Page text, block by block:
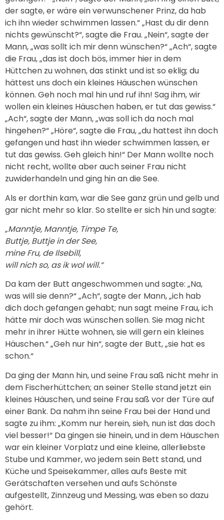
der sagte, er wäre ein verwunschener Prinz, da hab
ich ihn wieder schwimmen lassen.“ „Hast du dir denn
nichts gewünscht?“, sagte die Frau. „Nein“, sagte der
Mann, „was sollt ich mir denn wünschen?“ „Ach“, sagte
die Frau, „das ist doch bös, immer hier in dem
Hüttchen zu wohnen, das stinkt und ist so eklig; du
hättest uns doch ein kleines Häuschen wünschen
können. Geh noch mal hin und ruf ihn! Sag ihm, wir
wollen ein kleines Häuschen haben, er tut das gewiss.“
„Ach“, sagte der Mann, „was soll ich da noch mal
hingehen?“ „Höre“, sagte die Frau, „du hattest ihn doch
gefangen und hast ihn wieder schwimmen lassen, er
tut das gewiss. Geh gleich hin!“ Der Mann wollte noch
nicht recht, wollte aber auch seiner Frau nicht
zuwiderhandeln und ging hin an die See.
Als er dorthin kam, war die See ganz grün und gelb und
gar nicht mehr so klar. So stellte er sich hin und sagte:
„Manntje, Manntje, Timpe Te,
Buttje, Buttje in der See,
mine Fru, de Ilsebill,
will nich so, as ik wol will.“
Da kam der Butt angeschwommen und sagte: „Na,
was will sie denn?“ „Ach“, sagte der Mann, „ich hab
dich doch gefangen gehabt; nun sagt meine Frau, ich
hätte mir doch was wünschen sollen. Sie mag nicht
mehr in ihrer Hütte wohnen, sie will gern ein kleines
Häuschen.“ „Geh nur hin“, sagte der Butt, „sie hat es
schon.“
Da ging der Mann hin, und seine Frau saß nicht mehr in
dem Fischerhüttchen; an seiner Stelle stand jetzt ein
kleines Häuschen, und seine Frau saß vor der Türe auf
einer Bank. Da nahm ihn seine Frau bei der Hand und
sagte zu ihm: „Komm nur herein, sieh, nun ist das doch
viel besser!“ Da gingen sie hinein, und in dem Häuschen
war ein kleiner Vorplatz und eine kleine, allerliebste
Stube und Kammer, wo jedem sein Bett stand, und
Küche und Speisekammer, alles aufs Beste mit
Gerätschaften versehen und aufs Schönste
aufgestellt, Zinnzeug und Messing, was eben so dazu
gehört.